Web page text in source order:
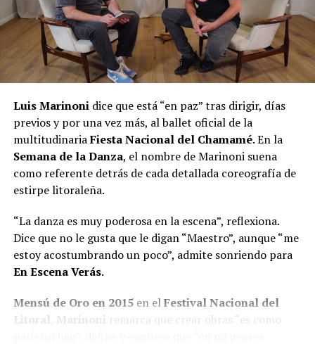
Luis Marinonidice que está “en paz” tras dirigir, días
previos y por una vez más, al ballet oficial de la
multitudinariaFiesta Nacional del Chamamé. En la
Semana de la Danza, el nombre de Marinoni suena
como referente detrás de cada detallada coreografía de
estirpe litoraleña.
“La danza es muy poderosa en la escena”, reflexiona.
Dice que no le gusta que le digan “Maestro”, aunque “me
estoy acostumbrando un poco”, admite sonriendo para
En Escena Verás.
Mensú de Oro en 2015en elFestival Nacional del
Litoral Marinoni remarca que crear obras “es como